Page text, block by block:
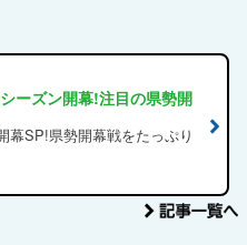
ーズン開幕!注目の県勢開
幕SP!県勢開幕戦をたっぷり